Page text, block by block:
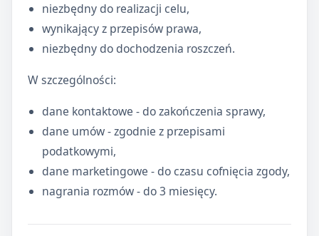
niezbędny do realizacji celu,
wynikający z przepisów prawa,
niezbędny do dochodzenia roszczeń.
W szczególności:
dane kontaktowe - do zakończenia sprawy,
dane umów - zgodnie z przepisami
podatkowymi,
dane marketingowe - do czasu cofnięcia zgody,
nagrania rozmów - do 3 miesięcy.